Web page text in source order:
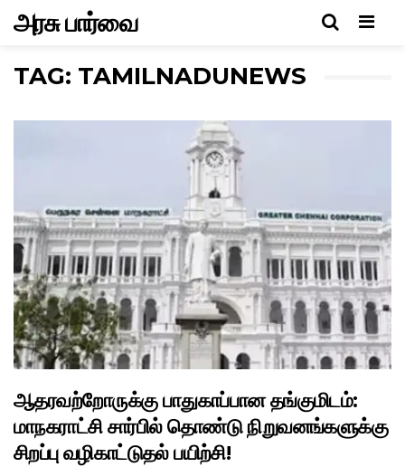
Menu
அரசு பார்வை
TAG: TAMILNADUNEWS
ஆதரவற்றோருக்கு பாதுகாப்பான தங்குமிடம்:
மாநகராட்சி சார்பில் தொண்டு நிறுவனங்களுக்கு
சிறப்பு வழிகாட்டுதல் பயிற்சி!